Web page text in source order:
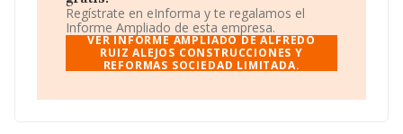
La sociedadAlfredo Ruiz Alejos Construcciones y
Reformas Sociedad Limitada, con CIF B44682284, se
encuentra en Calle Pamplona núm. 10 Bj, (26007), en el
municipio de Logroño, La Rioja.
En base a la información de la que dispone INFORMA
Regístrate en eInforma y te regalamos el
Informe Ampliado de esta empresa.
VER INFORME AMPLIADO DE ALFREDO
RUIZ ALEJOS CONSTRUCCIONES Y
REFORMAS SOCIEDAD LIMITADA.